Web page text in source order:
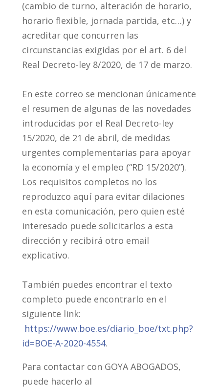
(cambio de turno, alteración de horario,
horario flexible, jornada partida, etc…) y
acreditar que concurren las
circunstancias exigidas por el art. 6 del
Real Decreto-ley 8/2020, de 17 de marzo.
En este correo se mencionan únicamente
el resumen de algunas de las novedades
introducidas por el Real Decreto-ley
15/2020, de 21 de abril, de medidas
urgentes complementarias para apoyar
la economía y el empleo (“RD 15/2020”).
Los requisitos completos no los
reproduzco aquí para evitar dilaciones
en esta comunicación, pero quien esté
interesado puede solicitarlos a esta
dirección y recibirá otro email
explicativo.
También puedes encontrar el texto
completo puede encontrarlo en el
siguiente link:
https://www.boe.es/diario_boe/txt.php?
id=BOE-A-2020-4554.
Para contactar con GOYA ABOGADOS,
puede hacerlo al